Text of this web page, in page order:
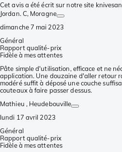
Cet avis a été écrit sur notre site
Jordan. C, Moragne
dimanche 7 mai 2023
Général
Rapport qualité-prix
Fidèle à mes attentes
Pâte simple d'utilisation, efficace et ne
application. Une douzaine d'aller retour
modéré suffit à déposé une couche
couteaux à faire passer dessus.
Mathieu , Heudebouville
lundi 17 avril 2023
Général
Rapport qualité-prix
Fidèle à mes attentes